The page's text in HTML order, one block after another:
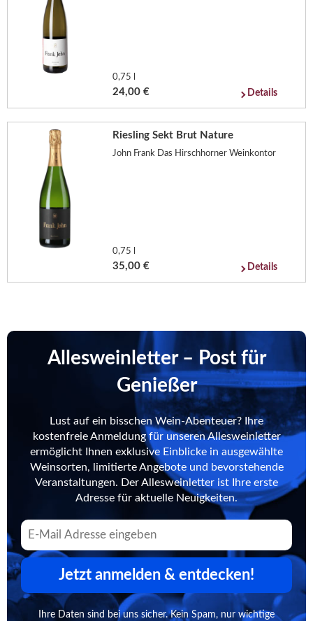
0,75 l
24,00 € Details
Riesling Sekt Brut Nature
John Frank Das Hirschhorner Weinkontor
0,75 l
35,00 € Details
Allesweinletter – Post für
Genießer
Lust auf ein bisschen Wein-Abenteuer? Ihre
kostenfreie Anmeldung für unseren Allesweinletter
ermöglicht Ihnen exklusive Einblicke in ausgewählte
Weinsorten, limitierte Angebote und bevorstehende
Veranstaltungen. Der Allesweinletter ist Ihre erste
Adresse für aktuelle Neuigkeiten.
Jetzt anmelden & entdecken!
Ihre Daten sind bei uns sicher. Kein Spam, nur wichtige